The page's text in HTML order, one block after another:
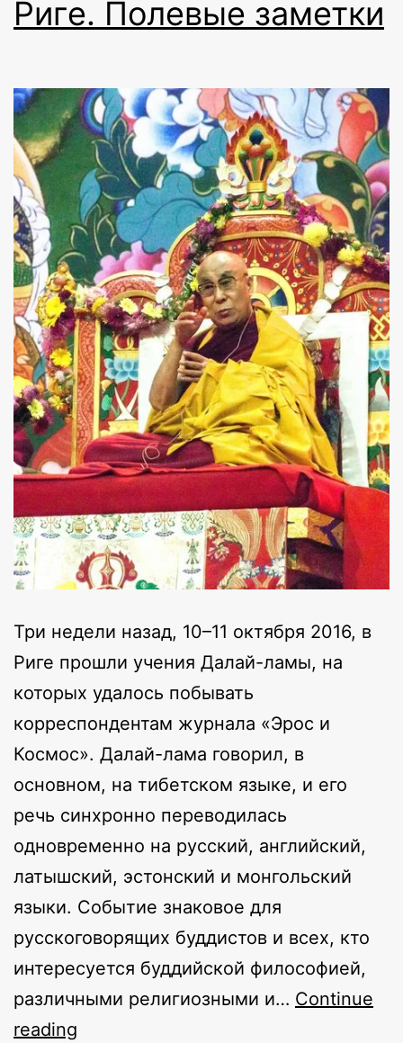
Риге. Полевые заметки
Три недели назад, 10–11 октября 2016, в
Риге прошли учения Далай-ламы, на
которых удалось побывать
корреспондентам журнала «Эрос и
Космос». Далай-лама говорил, в
основном, на тибетском языке, и его
речь синхронно переводилась
одновременно на русский, английский,
латышский, эстонский и монгольский
языки. Событие знаковое для
русскоговорящих буддистов и всех, кто
интересуется буддийской философией,
различными религиозными и… Continue
reading